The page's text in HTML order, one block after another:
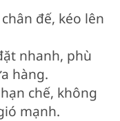
đế, kéo lên
nhanh, phù
hàng.
chế, không
mạnh.